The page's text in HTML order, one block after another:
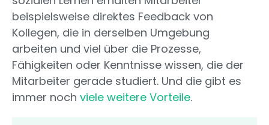
beispielsweise direktes Feedback von
Kollegen, die in derselben Umgebung
arbeiten und viel über die Prozesse,
Fähigkeiten oder Kenntnisse wissen, die der
Mitarbeiter gerade studiert. Und die gibt es
immer noch viele weitere Vorteile.